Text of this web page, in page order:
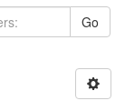
Go